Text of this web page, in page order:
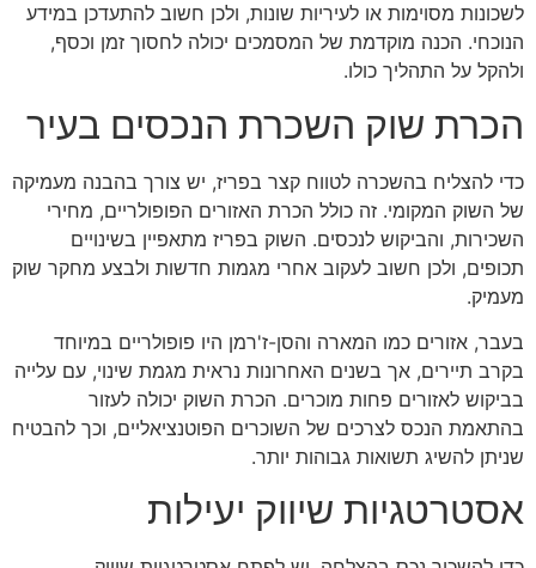
לשכונות מסוימות או לעיריות שונות, ולכן חשוב להתעדכן במידע
הנוכחי. הכנה מוקדמת של המסמכים יכולה לחסוך זמן וכסף,
ולהקל על התהליך כולו.
הכרת שוק השכרת הנכסים בעיר
כדי להצליח בהשכרה לטווח קצר בפריז, יש צורך בהבנה מעמיקה
של השוק המקומי. זה כולל הכרת האזורים הפופולריים, מחירי
השכירות, והביקוש לנכסים. השוק בפריז מתאפיין בשינויים
תכופים, ולכן חשוב לעקוב אחרי מגמות חדשות ולבצע מחקר שוק
מעמיק.
בעבר, אזורים כמו המארה והסן-ז'רמן היו פופולריים במיוחד
בקרב תיירים, אך בשנים האחרונות נראית מגמת שינוי, עם עלייה
בביקוש לאזורים פחות מוכרים. הכרת השוק יכולה לעזור
בהתאמת הנכס לצרכים של השוכרים הפוטנציאליים, וכך להבטיח
שניתן להשיג תשואות גבוהות יותר.
אסטרטגיות שיווק יעילות